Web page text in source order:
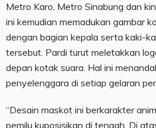
Metro Karo, Metro Sinabung dan
ini kemudian memadukan gambar
dengan bagian kepala serta kaki-
tersebut. Pardi turut meletakkan
depan kotak suara. Hal ini
penyelenggara di setiap gelaran
“Desain maskot ini berkarakter
pemilu kuposisikan di tengah. Di